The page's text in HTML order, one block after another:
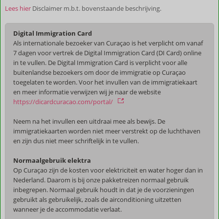
Lees hier Disclaimer m.b.t. bovenstaande beschrijving.
Digital Immigration Card
Als internationale bezoeker van Curaçao is het verplicht om vanaf
7 dagen voor vertrek de Digital Immigration Card (DI Card) online
in te vullen. De Digital Immigration Card is verplicht voor alle
buitenlandse bezoekers om door de immigratie op Curaçao
toegelaten te worden. Voor het invullen van de immigratiekaart
en meer informatie verwijzen wij je naar de website
https://dicardcuracao.com/portal/
Neem na het invullen een uitdraai mee als bewijs. De
immigratiekaarten worden niet meer verstrekt op de luchthaven
en zijn dus niet meer schriftelijk in te vullen.
Normaalgebruik elektra
Op Curaçao zijn de kosten voor elektriciteit en water hoger dan in
Nederland. Daarom is bij onze pakketreizen normaal gebruik
inbegrepen. Normaal gebruik houdt in dat je de voorzieningen
gebruikt als gebruikelijk, zoals de airconditioning uitzetten
wanneer je de accommodatie verlaat.